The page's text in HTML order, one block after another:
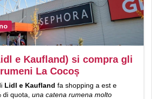
e Kaufland) si compra gli
La Cocoș
Lidl e Kaufland fa shopping a est e
di quota, una catena rumena molto